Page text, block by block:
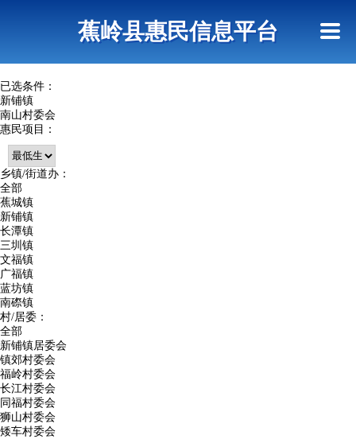
蕉岭县惠民信息平台
已选条件：
新铺镇
南山村委会
惠民项目：
乡镇/街道办：
全部
蕉城镇
新铺镇
长潭镇
三圳镇
文福镇
广福镇
蓝坊镇
南磜镇
村/居委：
全部
新铺镇居委会
镇郊村委会
福岭村委会
长江村委会
同福村委会
狮山村委会
矮车村委会